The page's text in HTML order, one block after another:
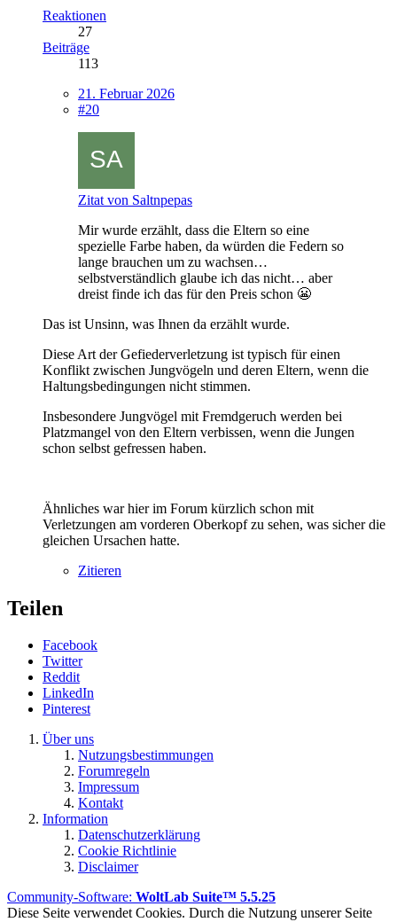
Reaktionen
27
Beiträge
113
21. Februar 2026
#20
Zitat von Saltnpepas
Mir wurde erzählt, dass die Eltern so eine
spezielle Farbe haben, da würden die Federn so
lange brauchen um zu wachsen…
selbstverständlich glaube ich das nicht… aber
dreist finde ich das für den Preis schon 😬
Das ist Unsinn, was Ihnen da erzählt wurde.
Diese Art der Gefiederverletzung ist typisch für einen
Konflikt zwischen Jungvögeln und deren Eltern, wenn die
Haltungsbedingungen nicht stimmen.
Insbesondere Jungvögel mit Fremdgeruch werden bei
Platzmangel von den Eltern verbissen, wenn die Jungen
schon selbst gefressen haben.
Ähnliches war hier im Forum kürzlich schon mit
Verletzungen am vorderen Oberkopf zu sehen, was sicher die
gleichen Ursachen hatte.
Zitieren
Teilen
Facebook
Twitter
Reddit
LinkedIn
Pinterest
Über uns
Nutzungsbestimmungen
Forumregeln
Impressum
Kontakt
Information
Datenschutzerklärung
Cookie Richtlinie
Disclaimer
Community-Software: WoltLab Suite™ 5.5.25
Diese Seite verwendet Cookies. Durch die Nutzung unserer Seite